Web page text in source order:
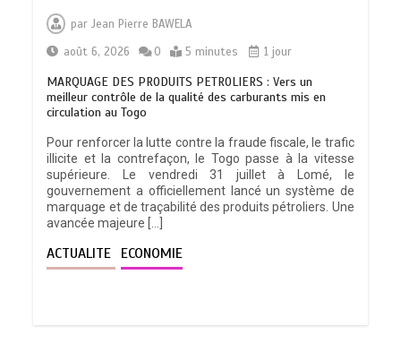
parJean Pierre BAWELA
août 6, 2026
0 5 minutes 1 jour
MARQUAGE DES PRODUITS PETROLIERS : Vers un
meilleur contrôle de la qualité des carburants mis en
circulation au Togo
Pour renforcer la lutte contre la fraude fiscale, le trafic
illicite et la contrefaçon, le Togo passe à la vitesse
supérieure. Le vendredi 31 juillet à Lomé, le
gouvernement a officiellement lancé un système de
marquage et de traçabilité des produits pétroliers. Une
avancée majeure […]
ACTUALITE ECONOMIE